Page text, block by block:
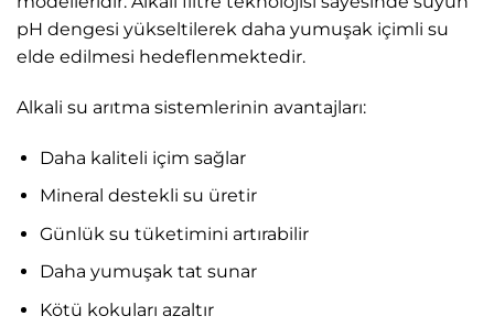
pH dengesi yükseltilerek daha yumuşak içimli su
elde edilmesi hedeflenmektedir.
Alkali su arıtma sistemlerinin avantajları:
Daha kaliteli içim sağlar
Mineral destekli su üretir
Günlük su tüketimini artırabilir
Daha yumuşak tat sunar
Kötü kokuları azaltır